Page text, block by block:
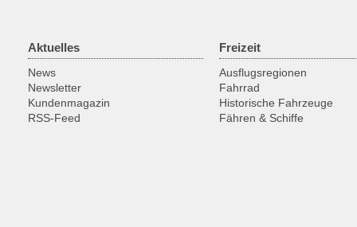
Aktuelles
News
Newsletter
Kundenmagazin
RSS-Feed
Freizeit
Ausflugsregionen
Fahrrad
Historische Fahrzeuge
Fähren & Schiffe